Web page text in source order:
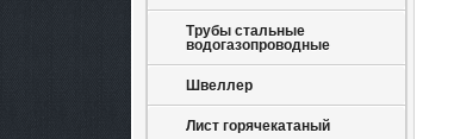
Трубы стальные
водогазопроводные
Швеллер
Лист горячекатаный